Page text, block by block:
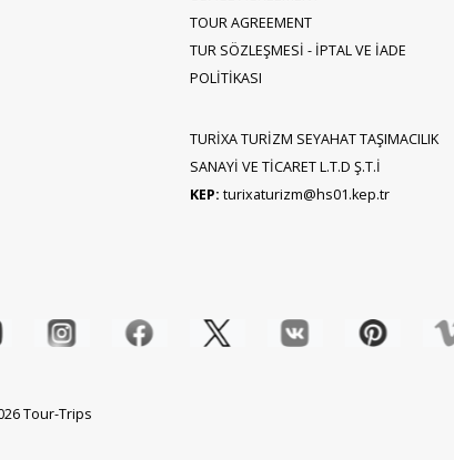
TOUR AGREEMENT
TUR SÖZLEŞMESİ - İPTAL VE İADE
POLİTİKASI
TURİXA TURİZM SEYAHAT TAŞIMACILIK
SANAYİ VE TİCARET L.T.D Ş.T.İ
KEP: turixaturizm@hs01.kep.tr
Tour-Trips